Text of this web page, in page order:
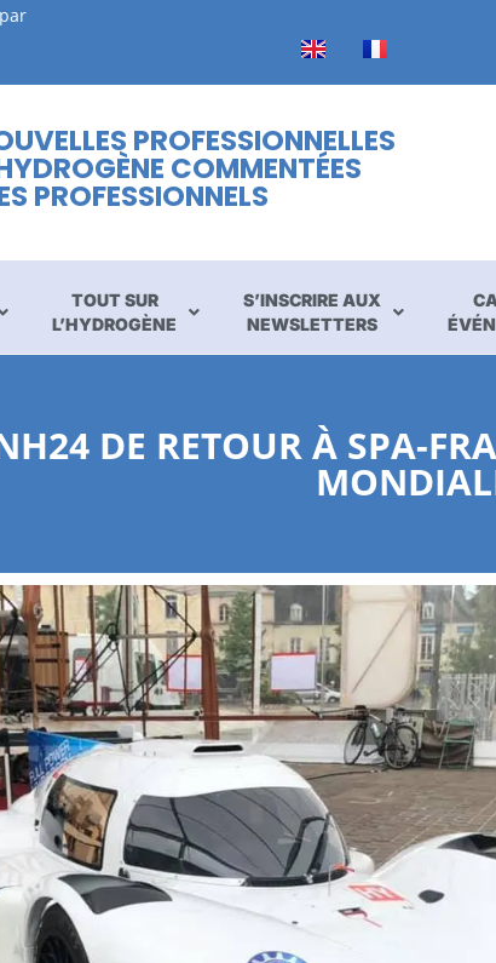
PROFESSIONNELLES
COMMENTÉES
PROFESSIONNELS
TOUT SUR
L’HYDROGÈNE
S’INSCRIRE AUX
NEWSLETTERS
DE RETOUR À SPA-